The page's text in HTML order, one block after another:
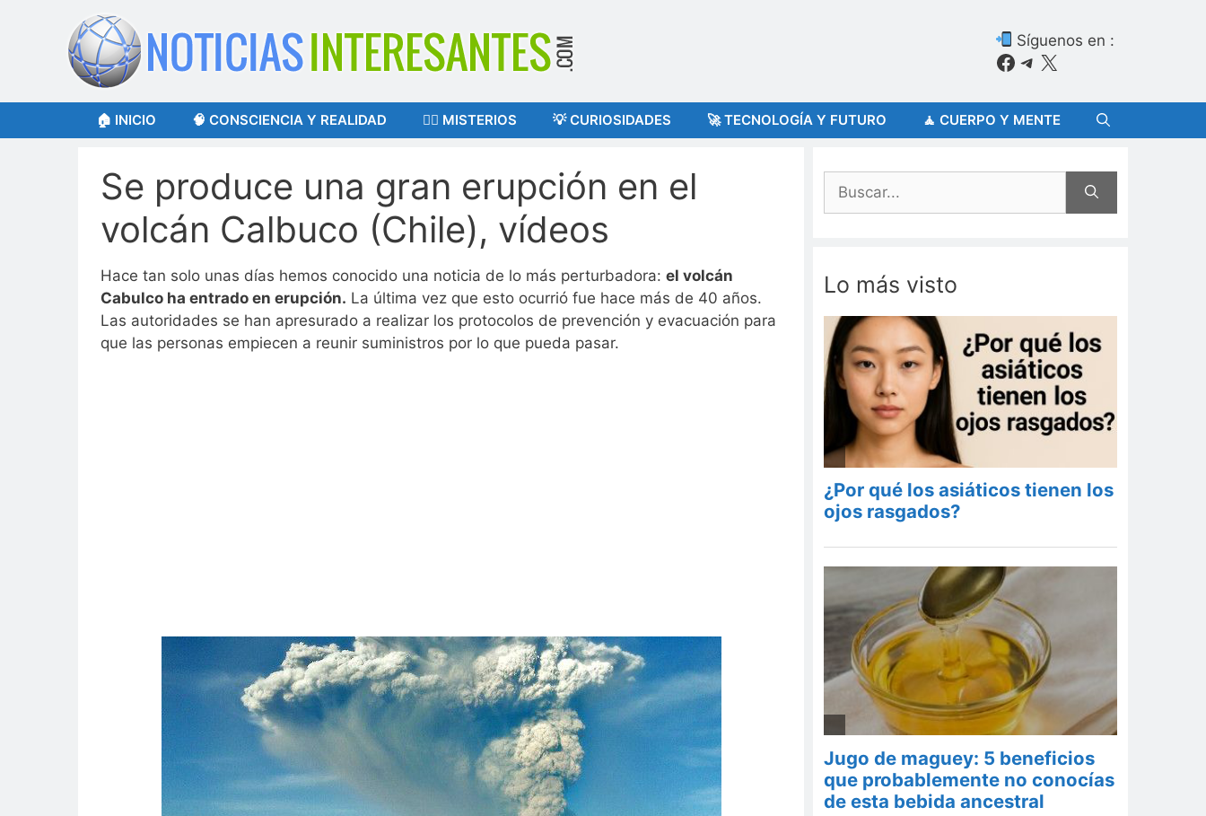
contenido
Síguenos en :
Facebook
Telegram
X
🏠 INICIO 🧠 CONSCIENCIA Y REALIDAD 🕵️‍♂️ MISTERIOS 💡 CURIOSIDADES 🚀 TECNOLOGÍA Y FUTURO 🧘 CUERPO Y MENTE
Se produce una gran erupción en el
volcán Calbuco (Chile), vídeos
Hace tan solo unas días hemos conocido una noticia de lo más perturbadora: el volcán
Cabulco ha entrado en erupción. La última vez que esto ocurrió fue hace más de 40 años.
Las autoridades se han apresurado a realizar los protocolos de prevención y evacuación para
que las personas empiecen a reunir suministros por lo que pueda pasar.
Buscar:
Lo más visto